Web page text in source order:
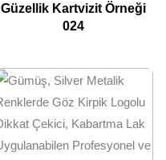
Güzellik Kartvizit Örneği
024